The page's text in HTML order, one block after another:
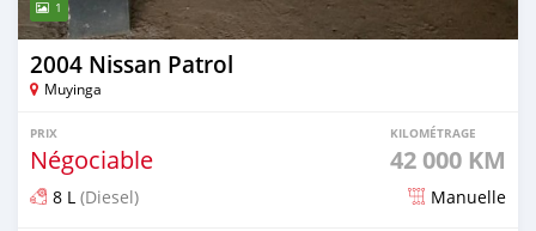
1
2004 Nissan Patrol
Muyinga
PRIX
Négociable
KILOMÉTRAGE
42 000 KM
8 L (Diesel) Manuelle